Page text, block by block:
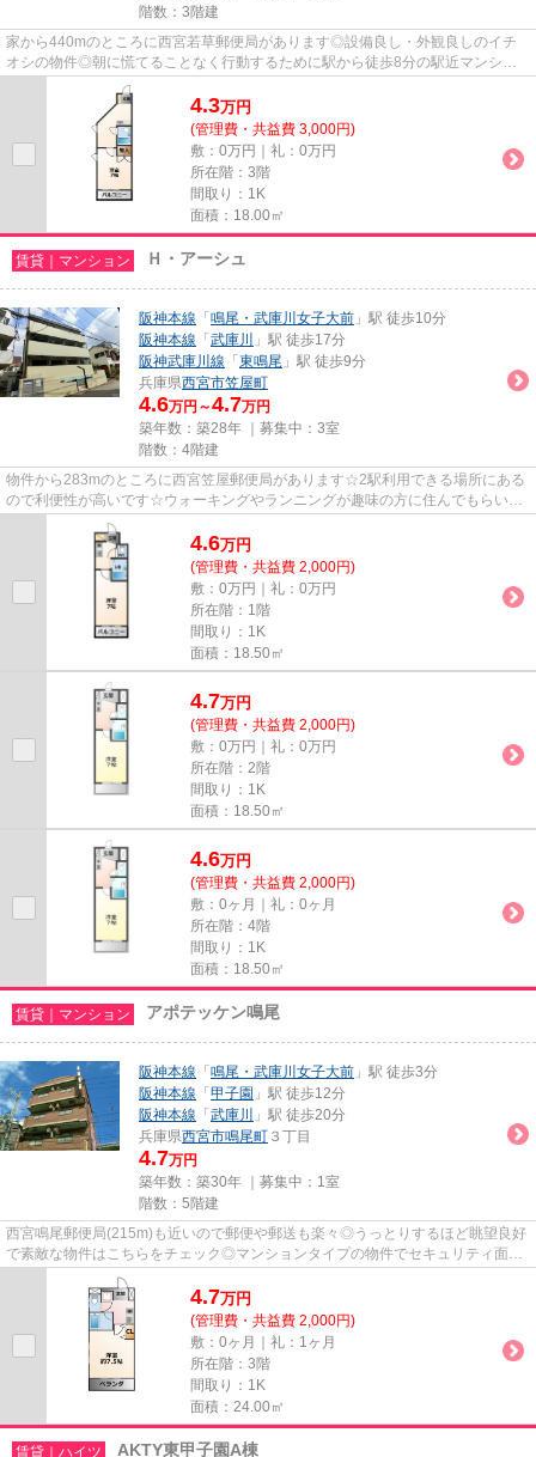
階数：3階建
家から440mのところに西宮若草郵便局があります◎設備良し・外観良しのイチ
オシの物件◎朝に慌てることなく行動するために駅から徒歩8分の駅近マンショ
ンはいかがでしょうか◎上層階なの...
4.3万円
(管理費・共益費 3,000円)
敷：0万円｜礼：0万円
所在階：3階
間取り：1K
面積：18.00㎡
賃貸｜マンション Ｈ・アーシュ
阪神本線 「 鳴尾・武庫川女子大前 」駅 徒歩10分
阪神本線 「 武庫川
」駅 徒歩17分
阪神武庫川線 「 東鳴尾 」駅 徒歩9分
兵庫県西宮市笠屋町
4.6万円～4.7万円
築年数：築28年 ｜募集中： 3室
階数：4階建
物件から283mのところに西宮笠屋郵便局があります☆2駅利用できる場所にある
ので利便性が高いです☆ウォーキングやランニングが趣味の方に住んでもらいた
いのが平坦な場所にある物件です...
4.6万円
(管理費・共益費 2,000円)
敷：0万円｜礼：0万円
所在階：1階
間取り：1K
面積：18.50㎡
4.7万円
(管理費・共益費 2,000円)
敷：0万円｜礼：0万円
所在階：2階
間取り：1K
面積：18.50㎡
4.6万円
(管理費・共益費 2,000円)
敷：0ヶ月｜礼：0ヶ月
所在階：4階
間取り：1K
面積：18.50㎡
賃貸｜マンション アポテッケン鳴尾
阪神本線 「 鳴尾・武庫川女子大前 」駅 徒歩3分
阪神本線 「 甲子園 」駅 徒歩12分
阪神本線 「 武庫川
」駅 徒歩20分
兵庫県西宮市鳴尾町 ３丁目
4.7万円
築年数：築30年 ｜募集中： 1室
階数：5階建
西宮鳴尾郵便局(215m)も近いので郵便や郵送も楽々◎うっとりするほど眺望良好
で素敵な物件はこちらをチェック◎マンションタイプの物件でセキュリティ面も
充実しています◎物件周辺には、...
4.7万円
(管理費・共益費 2,000円)
敷：0ヶ月｜礼：1ヶ月
所在階：3階
間取り：1K
面積：24.00㎡
賃貸｜ハイツ AKTY東甲子園A棟